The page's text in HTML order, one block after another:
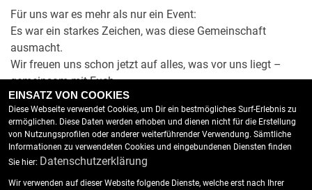
Für uns war es mehr als nur ein Event:
Es war ein starkes Zeichen, was diese Gemeinschaft
ausmacht.
Wir freuen uns schon jetzt auf alles, was vor uns liegt –
gemeinsam mit Euch.
Euer März Team
EINSATZ VON COOKIES
Diese Webseite verwendet Cookies, um Dir ein bestmögliches Surf-Erlebnis zu
ermöglichen. Diese Daten werden erhoben und dienen nicht für die Erstellung
von Nutzungsprofilen oder anderer weiterführender Verwendung. Sämtliche
Informationen zu verwendeten Cookies und eingebundenen Diensten finden
Sie hier: Datenschutzerklärung
Wir verwenden auf dieser Website folgende Dienste, welche erst nach Ihrer